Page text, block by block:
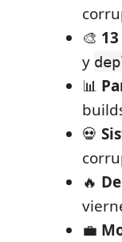
🎨
y
📊
💀
🔥
💼